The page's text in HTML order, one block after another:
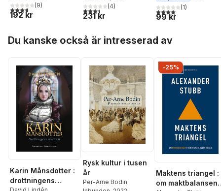
3,7utav 5 stjärnor. Totalt antal röster:
(9)
192 kr
3,5utav 5 stjärnor. Totalt antal röster:
(4)
231 kr
4,0utav 5 stjärnor.
(1)
99 kr
Du kanske också är intresserad av
Karin Månsdotter :
drottningens
Rysk kultur i tusen
år
Per-Arne Bodin
-25%
Maktens triangel :
om maktbalansen i